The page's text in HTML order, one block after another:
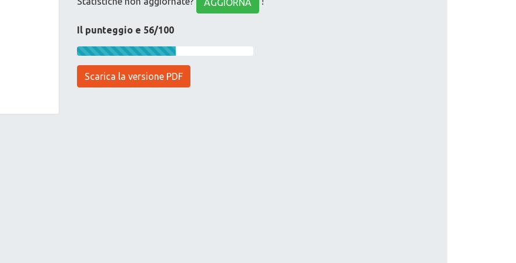
AGGIORNA
Il punteggio e 56/100
Scarica la versione PDF